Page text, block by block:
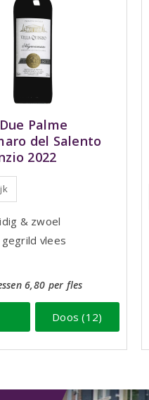
Palme
del Salento
2022
& zwoel
vlees
6,80 per fles
Doos (12)